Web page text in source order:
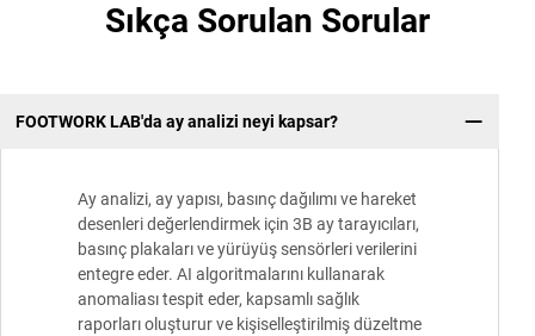
Sıkça Sorulan Sorular
FOOTWORK LAB'da ay analizi neyi kapsar?
Ay analizi, ay yapısı, basınç dağılımı ve hareket
desenleri değerlendirmek için 3B ay tarayıcıları,
basınç plakaları ve yürüyüş sensörleri verilerini
entegre eder. AI algoritmalarını kullanarak
anomaliası tespit eder, kapsamlı sağlık
raporları oluşturur ve kişiselleştirilmiş düzeltme